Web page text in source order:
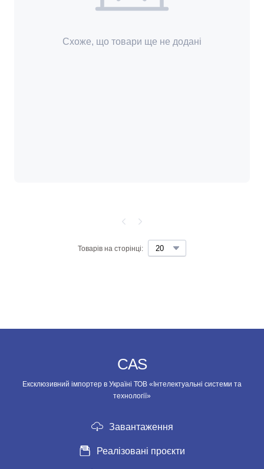
Схоже, що товари ще не додані
Товарів на сторінці:
CAS
Ексклюзивний імпортер в Україні ТОВ «Інтелектуальні системи та
технології»
Завантаження
Реалізовані проєкти